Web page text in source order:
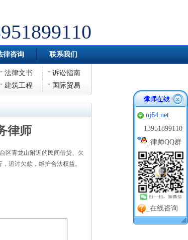
律咨询 联系我们
法律文书
诉讼指南
建筑工程 国际贸易
律师
区青龙山附近的民间借贷、欠
追讨欠款，维护合法权益。
nj64.net
13951899110
_ 律师QQ群
_在线咨询